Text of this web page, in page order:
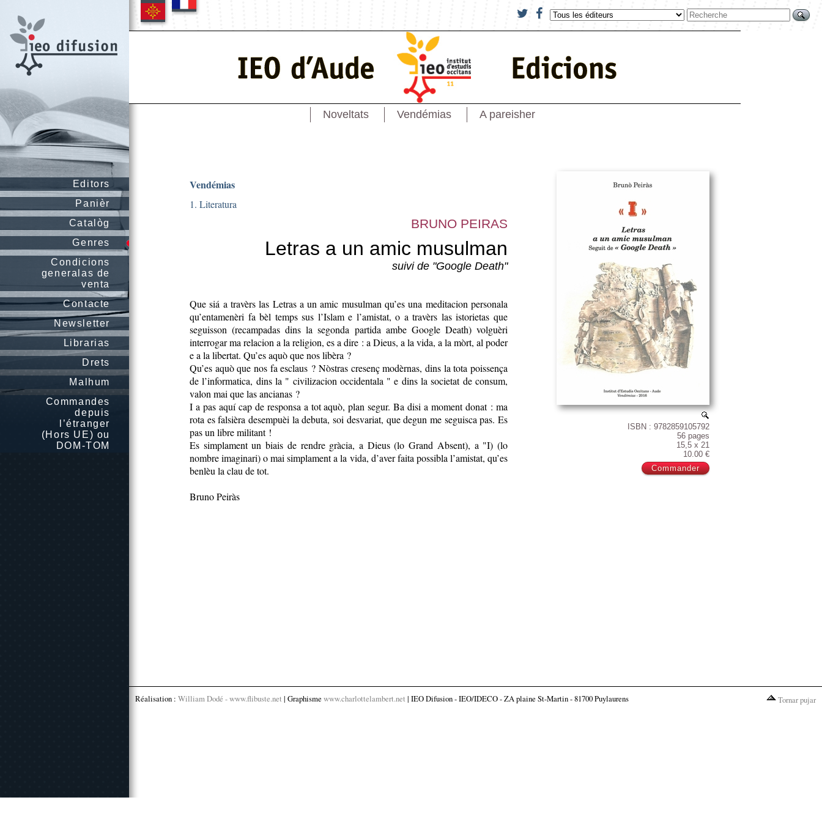
Editors
Panièr
Catalòg
Genres
Condicions
generalas de
venta
Contacte
Newsletter
Librarias
Drets
Malhum
Commandes
depuis
l’étranger
(Hors UE) ou
DOM-TOM
Noveltats Vendémias A pareisher
ISBN : 9782859105792
56 pages
15,5 x 21
10.00 €
Vendémias
1. Literatura
BRUNO PEIRAS
Letras a un amic musulman
suivi de "Google Death"
Que siá a travèrs las Letras a un amic musulman qu’es una meditacion personala
qu’entamenèri fa bèl temps sus l’Islam e l’amistat, o a travèrs las istorietas que
seguisson (recampadas dins la segonda partida ambe Google Death) volguèri
interrogar ma relacion a la religion, es a dire : a Dieus, a la vida, a la mòrt, al poder
e a la libertat. Qu’es aquò que nos libèra ?
Qu’es aquò que nos fa esclaus ? Nòstras cresenç modèrnas, dins la tota poissença
de l’informatica, dins la " civilizacion occidentala " e dins la societat de consum,
valon mai que las ancianas ?
I a pas aquí cap de responsa a tot aquò, plan segur. Ba disi a moment donat : ma
rota es falsièra desempuèi la debuta, soi desvariat, que degun me seguisca pas. Es
pas un libre militant !
Es simplament un biais de rendre gràcia, a Dieus (lo Grand Absent), a "I) (lo
nombre imaginari) o mai simplament a la vida, d’aver faita possibla l’amistat, qu’es
benlèu la clau de tot.
Bruno Peiràs
Réalisation : William Dodé - www.flibuste.net | Graphisme www.charlottelambert.net | IEO Difusion - IEO/IDECO - ZA plaine St-Martin - 81700 Puylaurens Tornar pujar